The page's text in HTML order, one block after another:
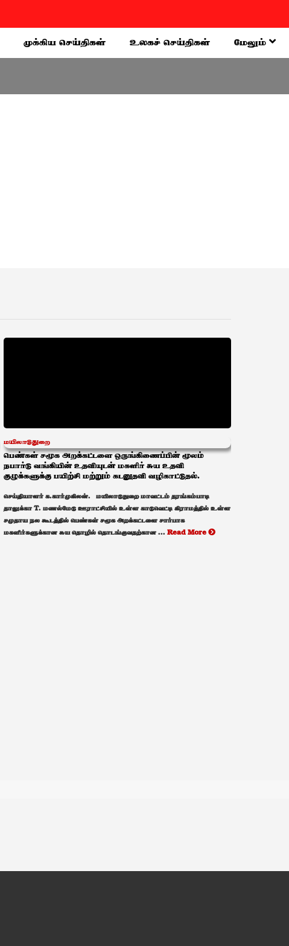
முக்கிய செய்திகள் உலகச் செய்திகள் மேலும்
மயிலாடுதுறை
பெண்கள் சமூக அறக்கட்டளை ஒருங்கிணைப்பின் மூலம்
நபார்டு வங்கியின் உதவியுடன் மகளிர் சுய உதவி
குழுக்களுக்கு பயிற்சி மற்றும் கடனுதவி வழிகாட்டுதல்.
செய்தியாளர் க.கார்முகிலன். மயிலாடுதுறை மாவட்டம் தரங்கம்பாடி
தாலுக்கா T. மணல்மேடு ஊராட்சியில் உள்ள காடுவெட்டி கிராமத்தில் உள்ள
சமுதாய நல கூடத்தில் பெண்கள் சமூக அறக்கட்டளை சார்பாக
மகளிர்களுக்கான சுய தொழில் தொடங்குவதற்கான ... Read More